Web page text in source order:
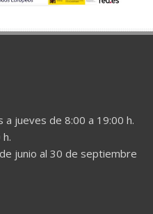
a jueves de 8:00 a 19:00 h.
junio al 30 de septiembre